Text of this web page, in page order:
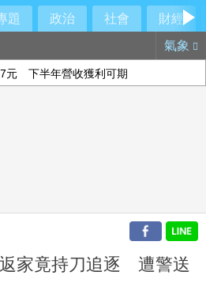
題 政治 社會
財經
氣象
元 下半年營收獲利可期
家竟持刀追逐 遭警送